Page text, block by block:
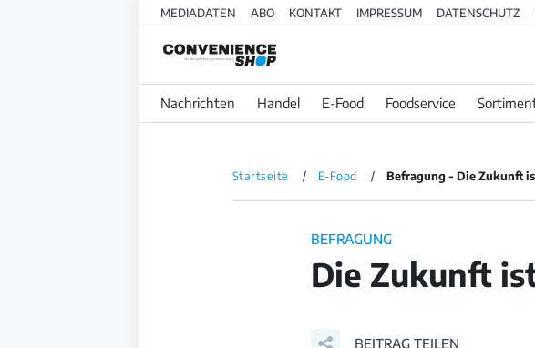
MEDIADATEN ABO KONTAKT IMPRESSUM DATENSCHUTZ
Nachrichten Handel E-Food Foodservice
Startseite E-Food Befragung - Die Zukunft
BEFRAGUNG
Die Zukunft
BEITRAG TEILEN